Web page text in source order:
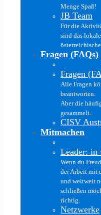
Menge Spaß!
JB Team
Für die
sind das
Fragen (FAQs)
Fragen
Alle Fragen
beantworten.
Aber die
gesammelt.
CISV
Mitmachen
Leader: in
Wenn du
der Arbeit mit
und weltweit
schließen
richtig.
Netzwerke